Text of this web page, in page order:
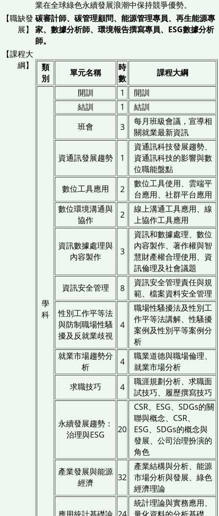
業在全球綠色永續發展浪潮中保持競爭優勢。
【職缺發
展】
碳審計師、碳管理顧問、能源管理專員、再生能源專
家、數據分析師、環境報告撰寫專員、ESG數據分析
師。
【課程大
綱】
類
別
單元名稱
時
數
課程大綱
學
科
開訓 1
開訓
結訓
1
結訓
班會
3
每月班級會議，宣導相
關就業最新資訊
資通訊發展趨勢 1
資通訊科技發展趨勢、
資通訊科技的影響與數
位職能盤點
數位工具應用
2
數位工具使用、雲端平
台應用、社群平台應用
數位環境溝通與
協作
2
線上溝通工具應用、線
上協作工具應用
資訊數據處理與
內容製作
3
資訊和數據處理、數位
內容製作、著作權與智
慧財產權合理使用、資
訊倫理及社會議題
資訊安全管理
8
資訊安全管理責任與規
範、檔案資料安全管理
性別工作平等法
與防制職場性騷
擾及反就業歧視
4
職場性騷擾法及性別工
作平等法講解、性騷擾
案例及性別平等案例分
析
就業市場趨勢分
析
4
職業道德與職場倫理、
就業市場分析
求職技巧
4
職涯規劃分析、求職面
試技巧、履歷撰寫技巧
永續發展趨勢：
治理與ESG
20
CSR、ESG、SDGs的關
聯與概念、CSR、
ESG、SDGs的概念與
發展、公司治理扮演的
角色
產業發展與能源
經濟
32
產業結構與分析、能源
市場分析與發展、綠色
經濟理論
統計理論與實務應用、